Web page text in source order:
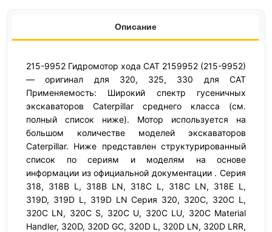
Описание
215-9952 Гидромотор хода CAT 2159952 (215-9952)
— оригинал для 320, 325, 330 для CAT
Применяемость: Широкий спектр гусеничных
экскаваторов Caterpillar среднего класса (см.
полный список ниже). Мотор используется на
большом количестве моделей экскаваторов
Caterpillar. Ниже представлен структурированный
список по сериям и моделям на основе
информации из официальной документации . Серия
318, 318B L, 318B LN, 318C L, 318C LN, 318E L,
319D, 319D L, 319D LN Серия 320, 320C, 320C L,
320C LN, 320C S, 320C U, 320C LU, 320C Material
Handler, 320D, 320D GC, 320D L, 320D LN, 320D LRR,